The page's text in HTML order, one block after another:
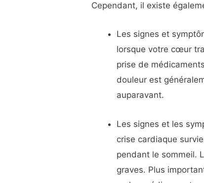
Cependant, il existe
Les signes et
lorsque votre cœur
prise de
douleur est
auparavant.
Les signes et les
crise cardiaque
pendant le sommeil.
graves. Plus